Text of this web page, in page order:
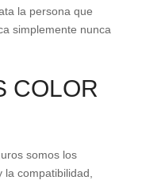
la persona que
simplemente nunca
COLOR
somos los
compatibilidad,